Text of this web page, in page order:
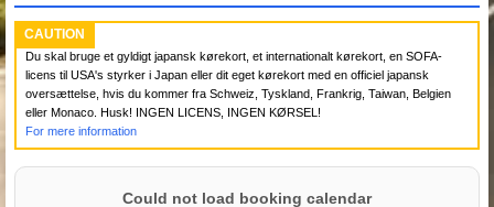
CAUTION
Du skal bruge et gyldigt japansk kørekort, et internationalt kørekort, en SOFA-
licens til USA's styrker i Japan eller dit eget kørekort med en officiel japansk
oversættelse, hvis du kommer fra Schweiz, Tyskland, Frankrig, Taiwan, Belgien
eller Monaco. Husk! INGEN LICENS, INGEN KØRSEL!
For mere information
Could not load booking calendar